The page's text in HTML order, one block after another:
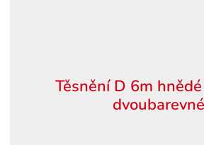
Těsnění D 6m
dvoubarevné